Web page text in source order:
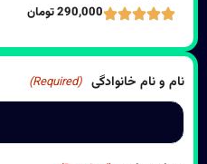
290,000 تومان
نام و نام خانوادگی (Required)